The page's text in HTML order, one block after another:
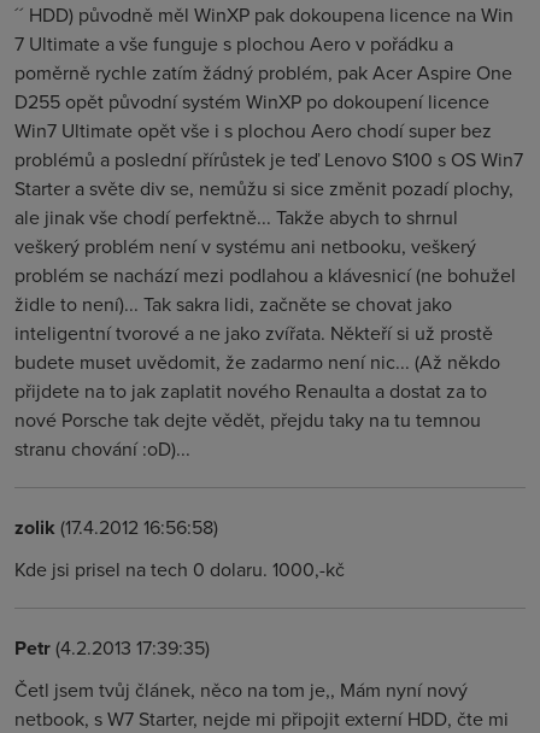
´´ HDD) původně měl WinXP pak dokoupena licence na Win
7 Ultimate a vše funguje s plochou Aero v pořádku a
poměrně rychle zatím žádný problém, pak Acer Aspire One
D255 opět původní systém WinXP po dokoupení licence
Win7 Ultimate opět vše i s plochou Aero chodí super bez
problémů a poslední přírůstek je teď Lenovo S100 s OS Win7
Starter a světe div se, nemůžu si sice změnit pozadí plochy,
ale jinak vše chodí perfektně... Takže abych to shrnul
veškerý problém není v systému ani netbooku, veškerý
problém se nachází mezi podlahou a klávesnicí (ne bohužel
židle to není)... Tak sakra lidi, začněte se chovat jako
inteligentní tvorové a ne jako zvířata. Někteří si už prostě
budete muset uvědomit, že zadarmo není nic... (Až někdo
přijdete na to jak zaplatit nového Renaulta a dostat za to
nové Porsche tak dejte vědět, přejdu taky na tu temnou
stranu chování :oD)...
zolik (17.4.2012 16:56:58)
Kde jsi prisel na tech 0 dolaru. 1000,-kč
Petr(4.2.2013 17:39:35)
Četl jsem tvůj článek, něco na tom je,, Mám nyní nový
netbook, s W7 Starter, nejde mi připojit externí HDD, čte mi